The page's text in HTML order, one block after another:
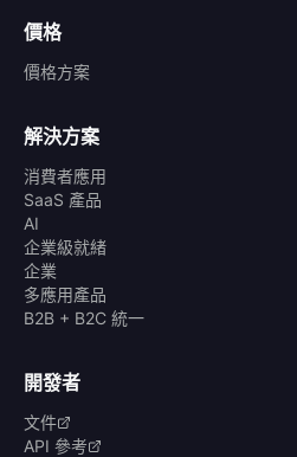
價格
價格方案
解決方案
消費者應用
SaaS 產品
AI
企業級就緒
企業
多應用產品
B2B + B2C 統一
開發者
文件
API 參考